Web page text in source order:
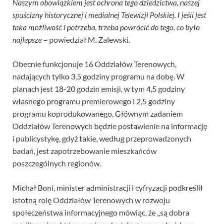
Naszym obowiązkiem jest ochrona tego dziedzictwa, naszej
spuścizny historycznej i medialnej Telewizji Polskiej. I jeśli jest
taka możliwość i potrzeba, trzeba powrócić do tego, co było
najlepsze – powiedział M. Zalewski.
Obecnie funkcjonuje 16 Oddziałów Terenowych,
nadających tylko 3,5 godziny programu na dobę. W
planach jest 18-20 godzin emisji, w tym 4,5 godziny
własnego programu premierowego i 2,5 godziny
programu koprodukowanego. Głównym zadaniem
Oddziałów Terenowych będzie postawienie na informację
i publicystykę, gdyż takie, według przeprowadzonych
badań, jest zapotrzebowanie mieszkańców
poszczególnych regionów.
Michał Boni, minister administracji i cyfryzacji podkreślił
istotną rolę Oddziałów Terenowych w rozwoju
społeczeństwa informacyjnego mówiąc, że „są dobra